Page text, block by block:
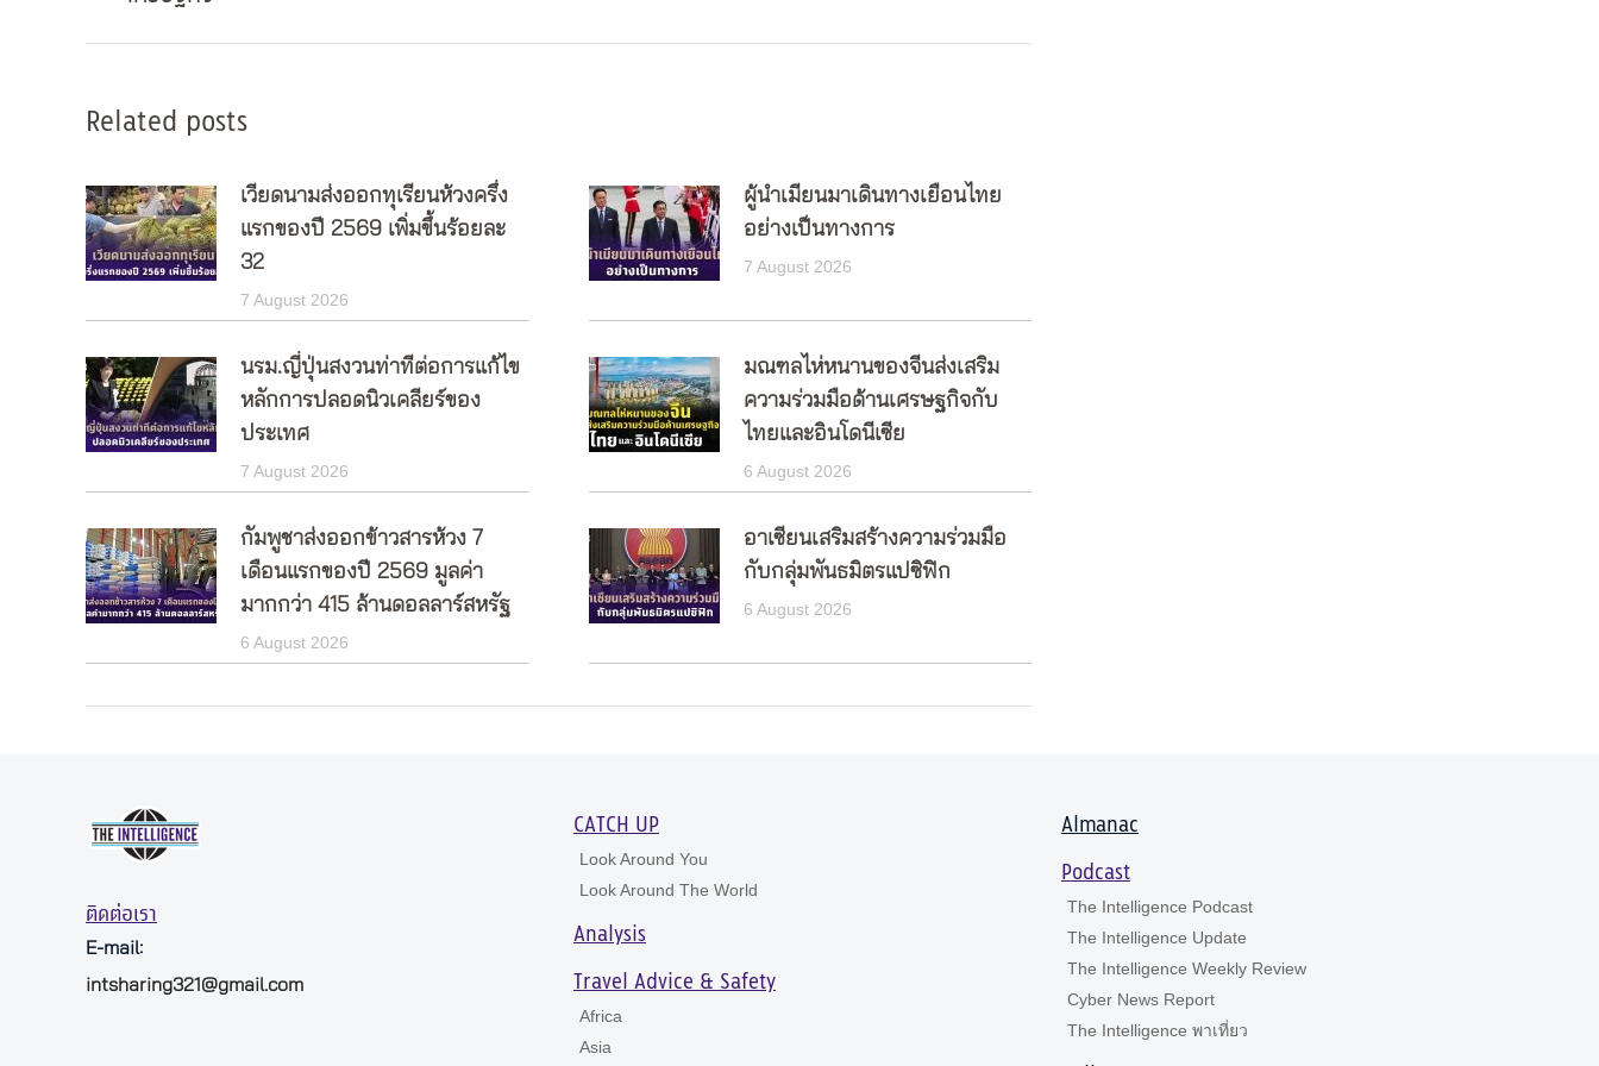
Related posts
เวียดนามส่งออกทุเรียนห้วงครึ่ง
แรกของปี 2569 เพิ่มขึ้นร้อยละ
32
7 August 2026
ผู้นำเมียนมาเดินทางเยือนไทย
อย่างเป็นทางการ
7 August 2026
นรม.ญี่ปุ่นสงวนท่าทีต่อการแก้ไข
หลักการปลอดนิวเคลียร์ของ
ประเทศ
7 August 2026
มณฑลไห่หนานของจีนส่งเสริม
ความร่วมมือด้านเศรษฐกิจกับ
ไทยและอินโดนีเซีย
6 August 2026
กัมพูชาส่งออกข้าวสารห้วง 7
เดือนแรกของปี 2569 มูลค่า
มากกว่า 415 ล้านดอลลาร์สหรัฐ
6 August 2026
อาเซียนเสริมสร้างความร่วมมือ
กับกลุ่มพันธมิตรแปซิฟิก
6 August 2026
ติดต่อเรา
E-mail:
intsharing321@gmail.com
CATCH UP
Look Around You
Look Around The World
Analysis
Travel Advice & Safety
Africa
Asia
Almanac
Podcast
The Intelligence Podcast
The Intelligence Update
The Intelligence Weekly Review
Cyber News Report
The Intelligence พาเที่ยว